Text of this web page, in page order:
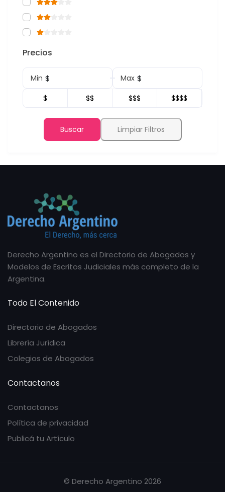
Precios
Min $ Max $
$ $$ $$$ $$$$
Buscar Limpiar Filtros
Derecho Argentino es el Directorio de Abogados y
Modelos de Escritos Judiciales más completo de la
Argentina.
Todo El Contenido
Directorio de Abogados
Librería Jurídica
Colegios de Abogados
Contactanos
Contactanos
Política de privacidad
Publicá tu Artículo
© Derecho Argentino 2026